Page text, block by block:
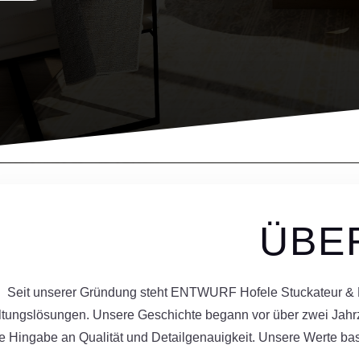
Seit unserer Gründung steht ENTWURF Hofele Stuckateur
Unsere Geschichte begann vor über zwei
Hingabe an Qualität und Detailgenauigkeit. Unsere Werte